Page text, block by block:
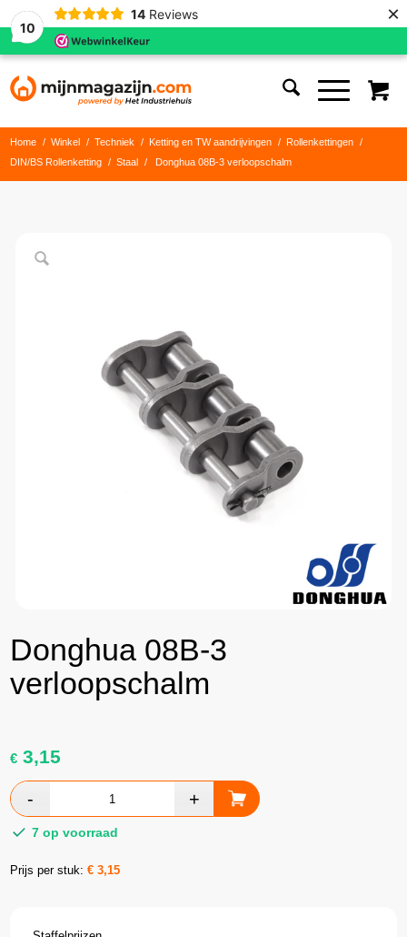
10
14 Reviews ×
Home / Winkel / Techniek / Ketting en TW aandrijvingen / Rollenkettingen
/
DIN/BS Rollenketting
/ Staal / Donghua 08B-3 verloopschalm
Donghua 08B-3
verloopschalm
€ 3,15
7 op voorraad
Prijs per stuk:€3,15